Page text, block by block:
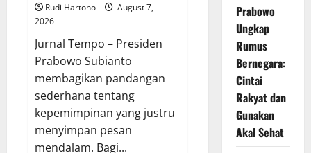
Rudi Hartono
August 7,
2026
Jurnal Tempo – Presiden
Prabowo Subianto
membagikan pandangan
sederhana tentang
kepemimpinan yang justru
menyimpan pesan
mendalam. Bagi...
Prabowo
Ungkap
Rumus
Bernegara:
Cintai
Rakyat dan
Gunakan
Akal Sehat